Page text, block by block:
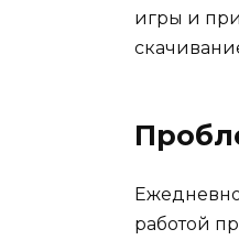
игры и
работой